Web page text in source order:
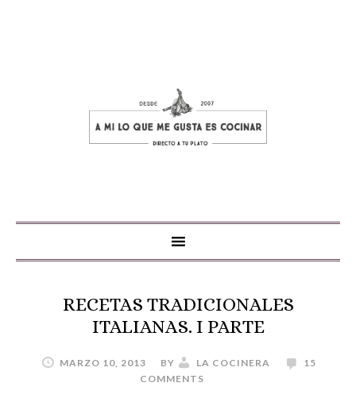
RECETAS TRADICIONALES
ITALIANAS. I PARTE
MARZO 10, 2013 BY LA COCINERA
15
COMMENTS